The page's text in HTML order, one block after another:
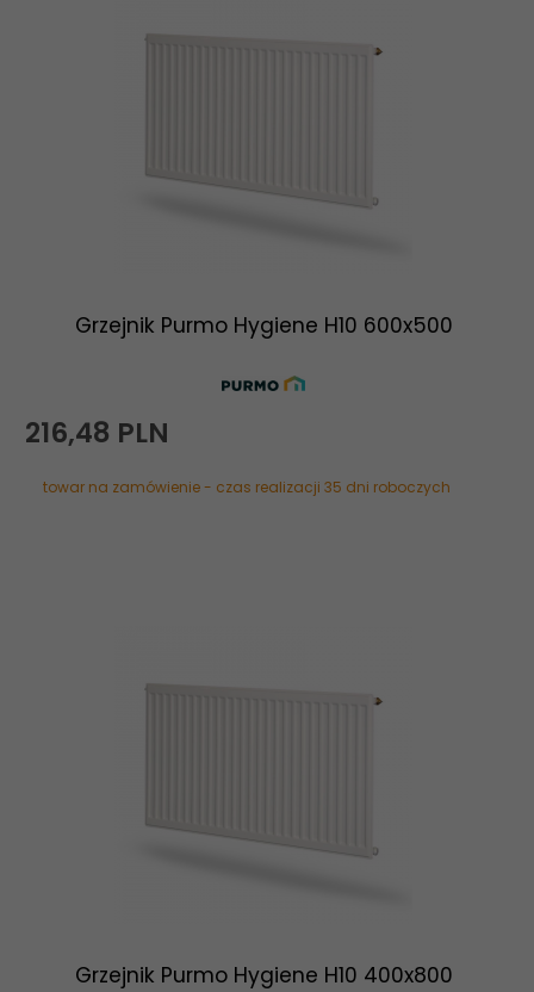
Grzejnik Purmo Hygiene H10 600x500
216,48 PLN
towar na zamówienie - czas realizacji 35 dni roboczych
Grzejnik Purmo Hygiene H10 400x800